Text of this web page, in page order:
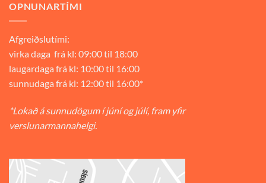
OPNUNARTÍMI
Afgreiðslutími:
virka daga frá kl: 09:00 til 18:00
laugardaga frá kl: 10:00 til 16:00
sunnudaga frá kl: 12:00 til 16:00*
*Lokað á sunnudögum í júní og júlí, fram yfir
verslunarmannahelgi.